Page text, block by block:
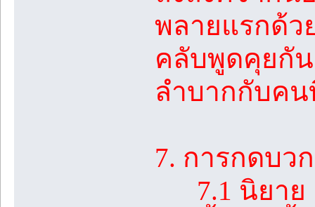
พลายแรกด้ว
คลับพูดคุยกัน
ลำบากกับค
7. การกดบว
7.1 นิยาย